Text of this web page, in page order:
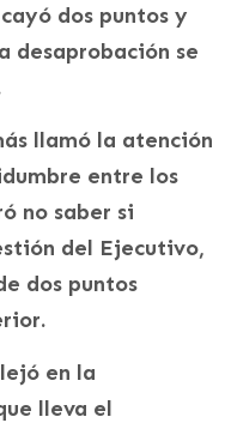
dos puntos y
desaprobación se
llamó la atención
entre los
no saber si
del Ejecutivo,
dos puntos
en la
lleva el